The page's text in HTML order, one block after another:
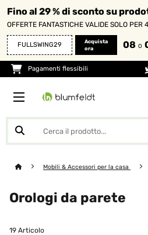
Fino al 29 % di sconto su
OFFERTE FANTASTICHE VALIDE SOLO PER
FULLSWING29
Acquista
ora
08 O
Pagamenti flessibili
Mobili & Accessori per la casa
Orologi da parete
19 Articolo